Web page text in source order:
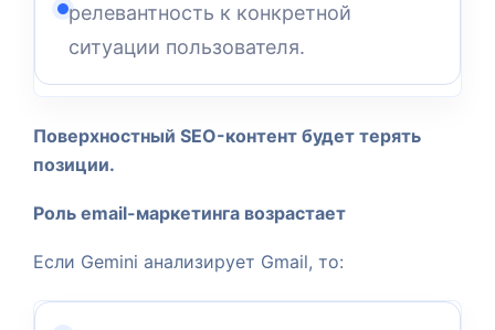
релевантность к конкретной
ситуации пользователя.
Поверхностный SEO-контент будет терять
позиции.
Роль email-маркетинга возрастает
Если Gemini анализирует Gmail, то: